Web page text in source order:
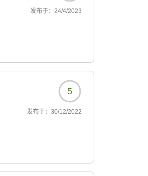
发布于： 24/4/2023
5
发布于： 30/12/2022